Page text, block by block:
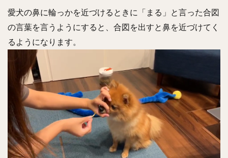
愛犬の鼻に輪っかを近づけるときに「まる」と言った合図
の言葉を言うようにすると、合図を出すと鼻を近づけてく
るようになります。